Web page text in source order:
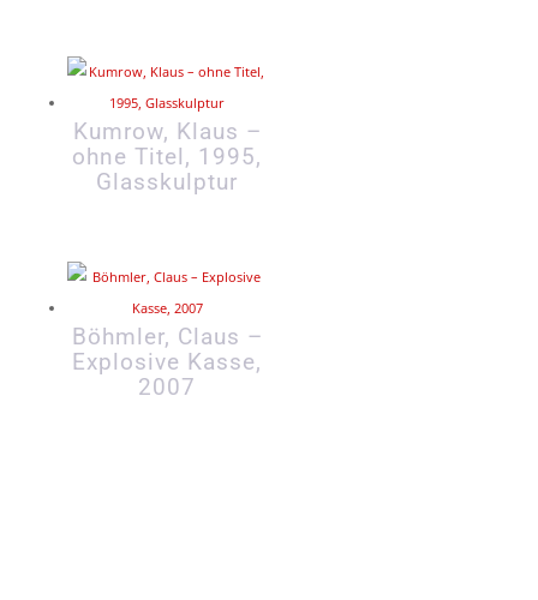
Kumrow, Klaus –
ohne Titel, 1995,
Glasskulptur
Böhmler, Claus –
Explosive Kasse,
2007